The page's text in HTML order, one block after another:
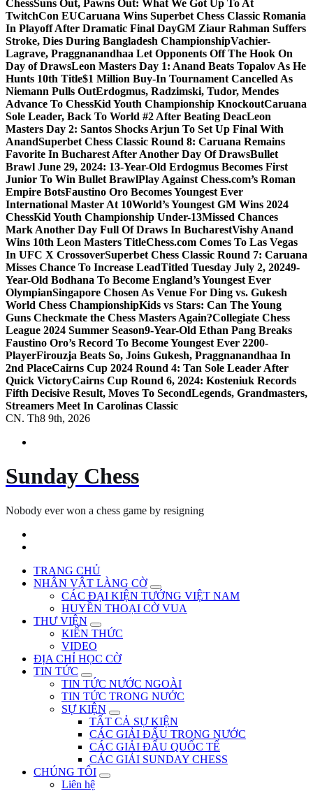
ChessSuns Out, Pawns Out: What We Got Up To At
TwitchCon EUCaruana Wins Superbet Chess Classic Romania
In Playoff After Dramatic Final DayGM Ziaur Rahman Suffers
Stroke, Dies During Bangladesh ChampionshipVachier-
Lagrave, Praggnanandhaa Let Opponents Off The Hook On
Day of DrawsLeon Masters Day 1: Anand Beats Topalov As He
Hunts 10th Title$1 Million Buy-In Tournament Cancelled As
Niemann Pulls OutErdogmus, Radzimski, Tudor, Mendes
Advance To ChessKid Youth Championship KnockoutCaruana
Sole Leader, Back To World #2 After Beating DeacLeon
Masters Day 2: Santos Shocks Arjun To Set Up Final With
AnandSuperbet Chess Classic Round 8: Caruana Remains
Favorite In Bucharest After Another Day Of DrawsBullet
Brawl June 29, 2024: 13-Year-Old Erdogmus Becomes First
Junior To Win Bullet BrawlPlay Against Chess.com’s Roman
Empire BotsFaustino Oro Becomes Youngest Ever
International Master At 10World’s Youngest GM Wins 2024
ChessKid Youth Championship Under-13Missed Chances
Mark Another Day Full Of Draws In BucharestVishy Anand
Wins 10th Leon Masters TitleChess.com Comes To Las Vegas
In UFC X CrossoverSuperbet Chess Classic Round 7: Caruana
Misses Chance To Increase LeadTitled Tuesday July 2, 20249-
Year-Old Bodhana To Become England’s Youngest Ever
OlympianSingapore Chosen As Venue For Ding vs. Gukesh
World Chess ChampionshipKids vs Stars: Can The Young
Guns Checkmate the Chess Masters Again?Collegiate Chess
League 2024 Summer Season9-Year-Old Ethan Pang Breaks
Faustino Oro’s Record To Become Youngest Ever 2200-
PlayerFirouzja Beats So, Joins Gukesh, Praggnanandhaa In
2nd PlaceCairns Cup 2024 Round 4: Tan Sole Leader After
Quick VictoryCairns Cup Round 6, 2024: Kosteniuk Records
Fifth Decisive Result, Moves To SecondLegends, Grandmasters,
Streamers Meet In Carolinas Classic
CN. Th8 9th, 2026
Sunday Chess
Nobody ever won a chess game by resigning
TRANG CHỦ
NHÂN VẬT LÀNG CỜ
CÁC ĐẠI KIỆN TƯỚNG VIỆT NAM
HUYỀN THOẠI CỜ VUA
THƯ VIỆN
KIẾN THỨC
VIDEO
ĐỊA CHỈ HỌC CỜ
TIN TỨC
TIN TỨC NƯỚC NGOÀI
TIN TỨC TRONG NƯỚC
SỰ KIỆN
TẤT CẢ SỰ KIỆN
CÁC GIẢI ĐẤU TRONG NƯỚC
CÁC GIẢI ĐẤU QUỐC TẾ
CÁC GIẢI SUNDAY CHESS
CHÚNG TÔI
Liên hệ